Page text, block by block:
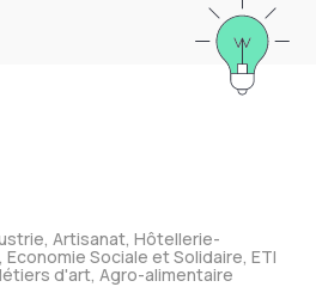
Artisanat, Hôtellerie-
Sociale et Solidaire, ETI
d'art, Agro-alimentaire